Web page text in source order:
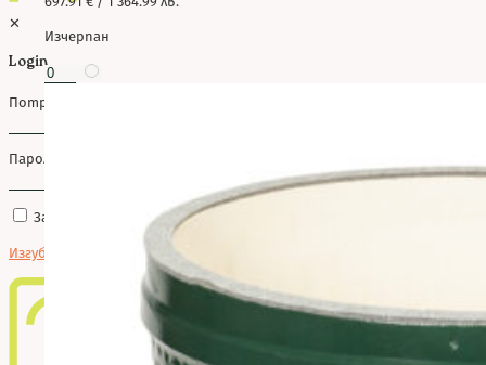
✕
Login
Потребителско име или имейл
Парола
Запомняне Влизане
Изгубена парола?
Изчерпан